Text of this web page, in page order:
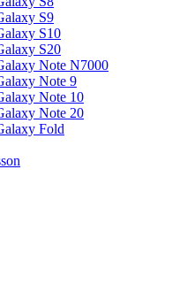
S9
S10
S20
Note N7000
Note 9
Note 10
Note 20
Fold